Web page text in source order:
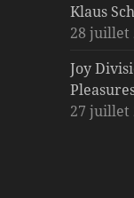
Klaus
28 juillet
Joy
27 juillet